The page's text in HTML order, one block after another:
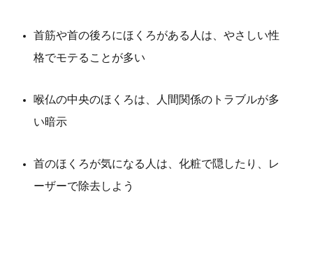
首筋や首の後ろにほくろがある人は、やさしい性
格でモテることが多い
喉仏の中央のほくろは、人間関係のトラブルが多
い暗示
首のほくろが気になる人は、化粧で隠したり、レ
ーザーで除去しよう